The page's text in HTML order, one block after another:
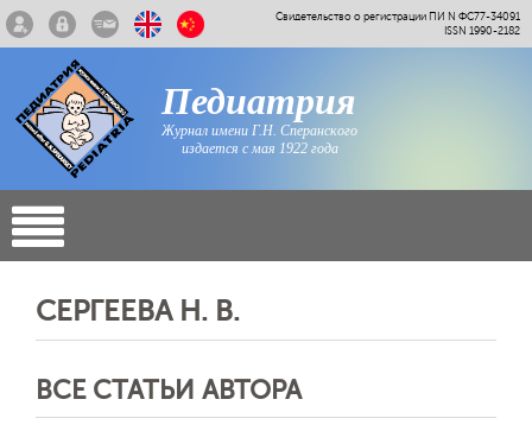
Свидетельство о регистрации ПИ N ФС77-34091
ISSN 1990-2182
Педиатрия
Журнал имени Г.Н. Сперанского
издается с мая 1922 года
СЕРГЕЕВА Н. В.
ВСЕ СТАТЬИ АВТОРА